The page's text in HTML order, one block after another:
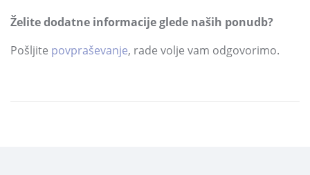
Želite dodatne informacije glede naših ponudb?
Pošljite povpraševanje, rade volje vam odgovorimo.